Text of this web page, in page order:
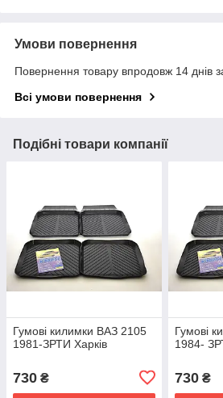
Умови повернення
Повернення товару впродовж 14 днів
Всі умови повернення
Подібні товари компанії
Гумові килимки ВАЗ 2105
1981-ЗРТИ Харків
730 ₴
Гумові
1984-
730₴